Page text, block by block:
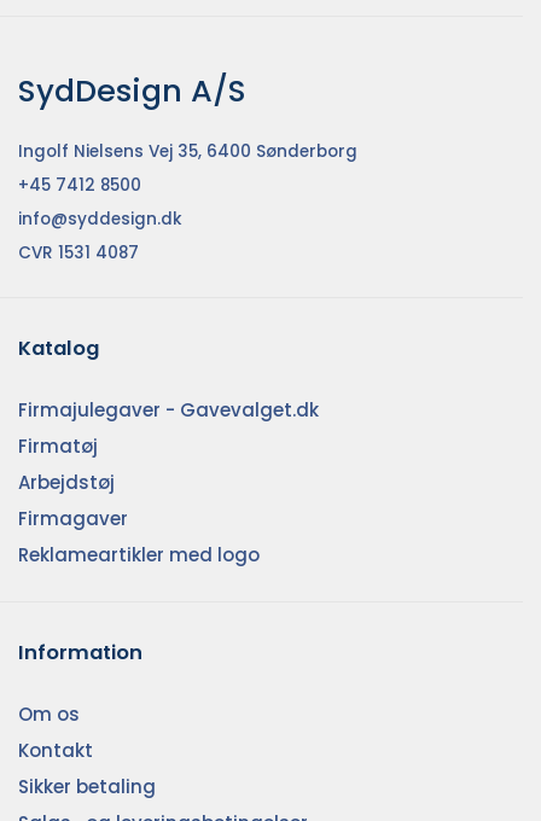
SydDesign A/S
Ingolf Nielsens Vej 35, 6400 Sønderborg
+45 7412 8500
info@syddesign.dk
CVR 1531 4087
Katalog
Firmajulegaver - Gavevalget.dk
Firmatøj
Arbejdstøj
Firmagaver
Reklameartikler med logo
Information
Om os
Kontakt
Sikker betaling